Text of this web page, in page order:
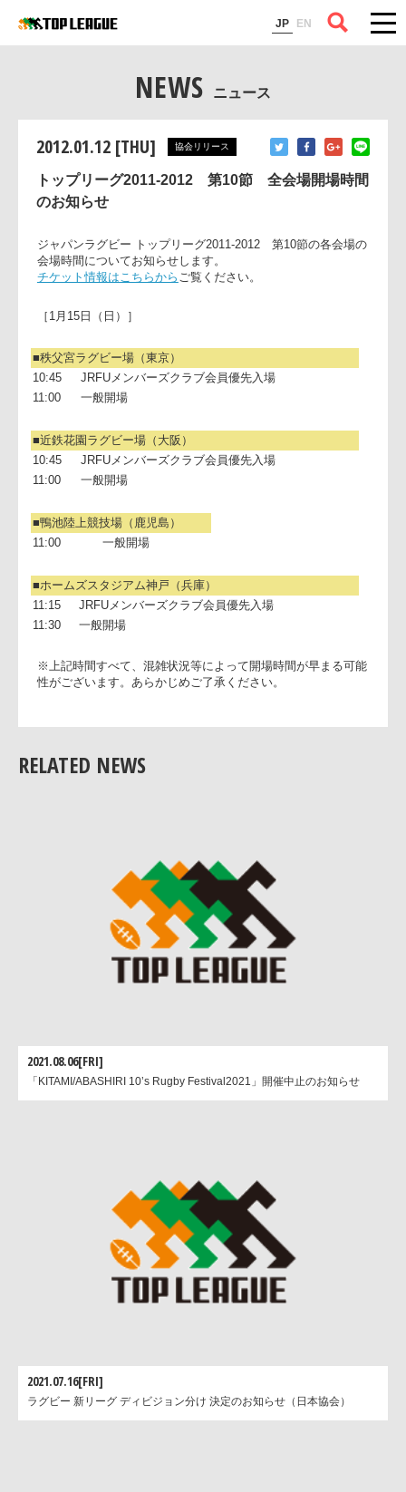
JP EN
コラム
NEWS ニュース
2012.01.12 [THU] 協会リリース
トップリーグ2011-2012 第10節 全会場開場時間
のお知らせ
ジャパンラグビー トップリーグ2011-2012 第10節の各会場
チケット情報はこちらから
［1月15日（日）］
■秩父宮ラグビー場（東京）
11:00
一般開場
■近鉄花園ラグビー場（大阪）
10:45
JRFUメンバーズクラブ会員優先入場
11:00
一般開場
■鴨池陸上競技場（鹿児島）
11:00
一般開場
11:15
JRFUメンバーズクラブ会員優先入場
性がございます。あらかじめご了承ください。
RELATED NEWS
2021.08.06[FRI]
「KITAMI/ABASHIRI 10’s Rugby Festival2021」開催中止のお知らせ
2021.07.16[FRI]
ラグビー 新リーグ ディビジョン分け 決定のお知らせ（日本協会）